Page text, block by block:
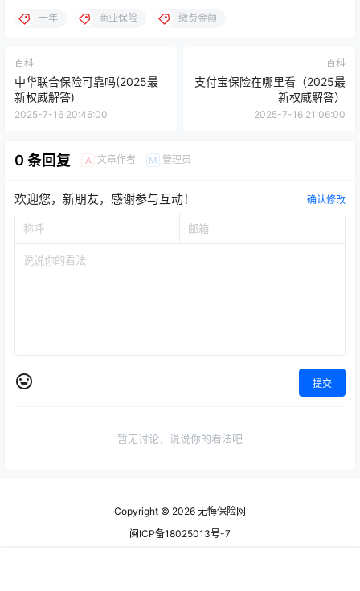
一年 商业保险 缴费金额
百科
中华联合保险可靠吗(2025最
新权威解答)
2025-7-16 20:46:00
百科
支付宝保险在哪里看（2025最
新权威解答）
2025-7-16 21:06:00
0 条回复 A 文章作者 M 管理员
欢迎您，新朋友，感谢参与互动！ 确认修改
提交
暂无讨论，说说你的看法吧
Copyright © 2026 无悔保险网
闽ICP备18025013号-7